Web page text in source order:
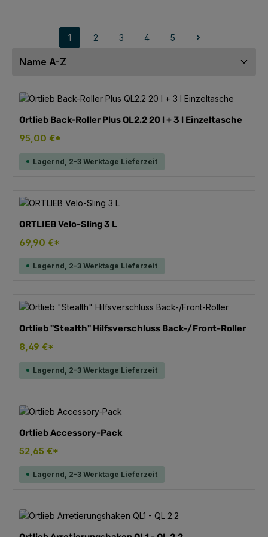
Seite
1
Seite
2
Seite
3
Seite
4
Seite
5
Ortlieb Back-Roller Plus QL2.2 20 l + 3 l Einzeltasche
95,00 €*
Lagernd, 2-3 Werktage Lieferzeit
ORTLIEB Velo-Sling 3 L
69,90 €*
Lagernd, 2-3 Werktage Lieferzeit
Ortlieb "Stealth" Hilfsverschluss Back-/Front-Roller
8,49 €*
Lagernd, 2-3 Werktage Lieferzeit
Ortlieb Accessory-Pack
52,65 €*
Lagernd, 2-3 Werktage Lieferzeit